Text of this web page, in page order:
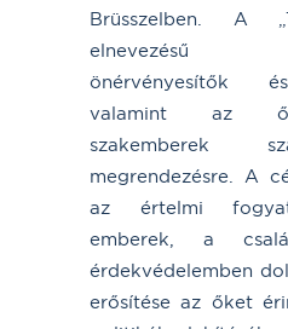
Brüsszelben. A
elnevezésű
önérvényesítők
valamint az
szakemberek
megrendezésre. A
az értelmi
emberek, a
érdekvédelemben
erősítése az őket